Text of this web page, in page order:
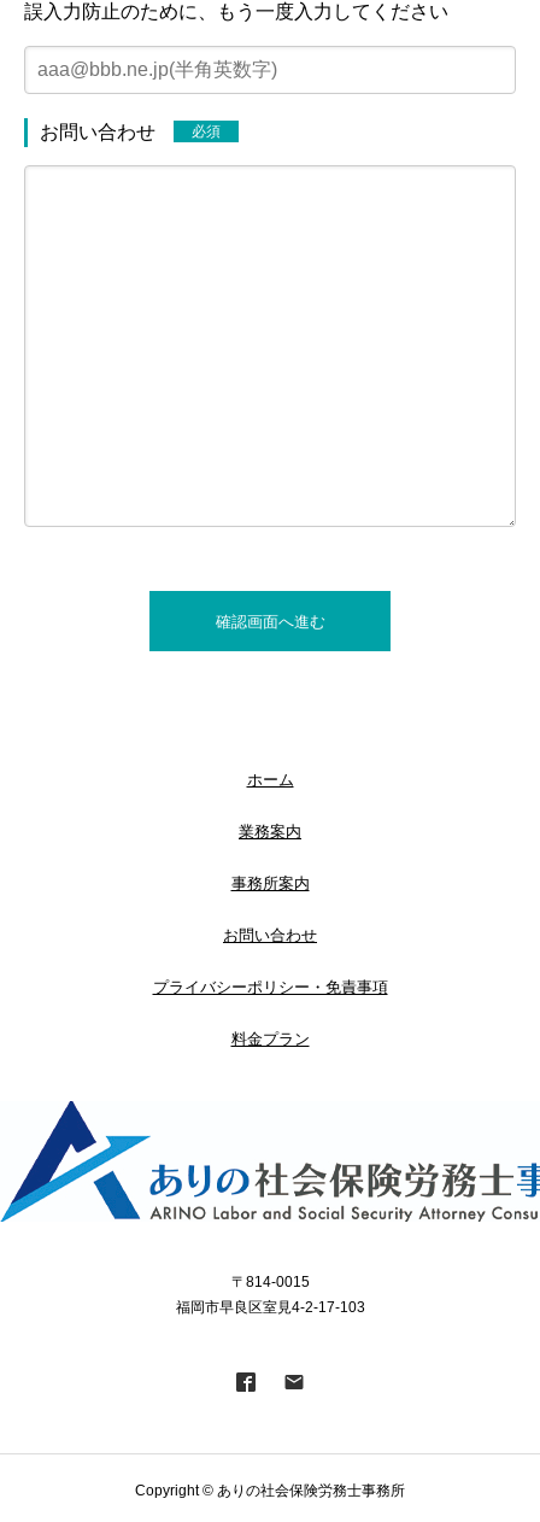
誤入力防止のために、もう一度入力してください
お問い合わせ 必須
ホーム
業務案内
事務所案内
お問い合わせ
プライバシーポリシー・免責事項
料金プラン
〒814-0015
福岡市早良区室見4-2-17-103
Copyright © ありの社会保険労務士事務所
ホーム